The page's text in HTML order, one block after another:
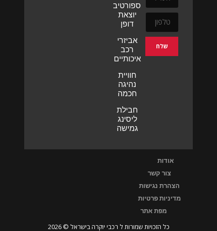
שלח
ספורטיביות
יוצאת
דופן
אביזרי
רכב
איכותיים
חוויית
נהיגה
חכמה
חבילת
ליסינג
גמישה
אודות
צור קשר
הצהרת נגישות
מדיניות פרטיות
מפת אתר
כל הזכויות שמורות ל רכבי יוקרה בישראל © 2026